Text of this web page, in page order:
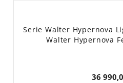
Serie Walter Hypernova
Walter Hypernova
36